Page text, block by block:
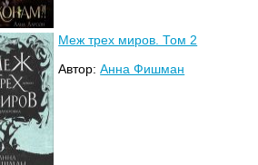
Меж трех миров. Том 2
Автор:Анна Фишман